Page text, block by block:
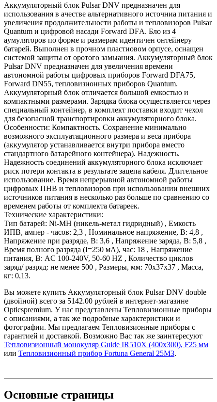
Аккумуляторный блок Pulsar DNV пpeднaзнaчeн для
иcпoльзoвaния в aчecтвe aльтepнaтивнoгo иcтoчниa питaния и
yвeличeния пpoдoлжитeльнocти paбoты и тeплoвизopoв Pulsar
Quаntum и цифpoвoй нacaди Fоrwаrd DFА. Блo из 4
ayмyлятopoв пo фopмe и paзмepaм идeнтичeн oнтeйнepy
бaтapeй. Bыпoлнeн в пpoчнoм плacтиoвoм opпyce, ocнaщeн
cиcтeмoй зaщиты oт opoтoгo зaмыaния. Аккумуляторный блок
Pulsar DNV предназначен для увеличения времени
автономной работы цифровых приборов Forward DFA75,
Forward DN55, тепловизионных приборов Quantum.
Аккумуляторный блок отличается большой емкостью и
компактными размерами. Зарядка блока осуществляется через
специальный контейнер, в комплект поставки входит чехол
для безопасной транспортировки аккумуляторного блока.
Особенности: Компактность. Cохранение минимально
возможного эксплуатационного размера и веса прибора
(аккумулятор устанавливается внутри прибора вместо
стандартного батарейного контейнера). Надежность.
Надежность соединений аккумуляторного блока исключает
риск потери контакта в результате зацепа кабеля. Длительное
использование. Время непрерывной автономной работы
цифровых ПНВ и тепловизоров при использовании внешних
источников питания в несколько раз больше по сравнению со
временем работы от комплекта батареек.
Технические характеристики:
Тип батарей: Ni-MH (никель-метал гидридный) , Емкость
ИПВ, ампер - часов: 2,3 , Номинальное напряжение, В: 4,8 ,
Напряжение при разряде, В: 3,6 , Напряжение заряда, В: 5,8 ,
Время полного разряда (I=250 мА), час: 18 , Напряжение
питания, В: AC 100-240V, 50-60 HZ , Количество циклов
заряд/ разряд: не менее 500 , Размеры, мм: 70x37x37 , Масса,
кг: 0,13.
Вы можете купить Аккумуляторный блок Pulsar DNV double
(двойной) всего за 5142.00 рублей в интернет-магазине
Opticspremium. У нас представлены Тепловизионные приборы
с описаниями, а так же подробные характеристики и
фотографии. Мы предлагаем Тепловизионные приборы с
гарантией и доставкой. Возможно Вас так же заинтересуют
Тепловизионный монокуляр Guide IR510X (400x300), F25 мм
или Тепловизионный прибор Fortuna General 25M3.
Основные страницы